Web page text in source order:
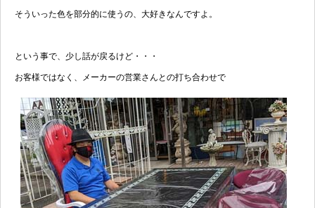
そういった色を部分的に使うの、大好きなんですよ。
という事で、少し話が戻るけど・・・
お客様ではなく、メーカーの営業さんとの打ち合わせで